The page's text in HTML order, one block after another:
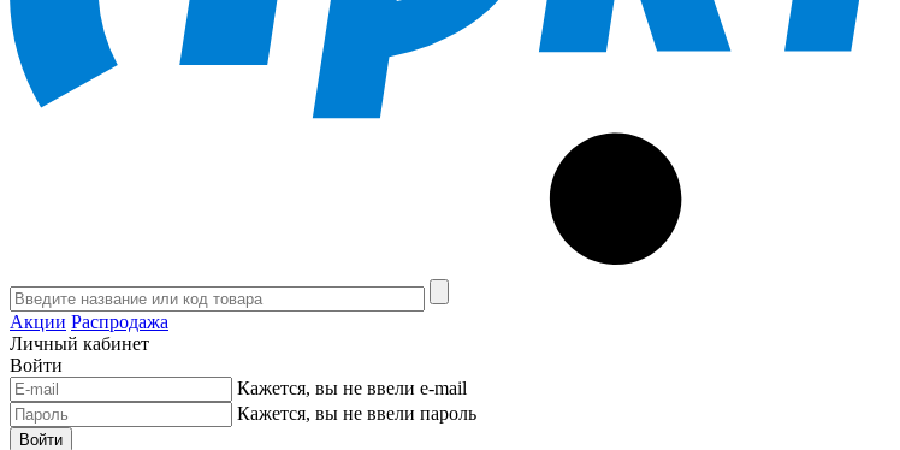
Акции Распродажа
Личный кабинет
Войти
Кажется, вы не ввели e-mail
Кажется, вы не ввели пароль
Войти